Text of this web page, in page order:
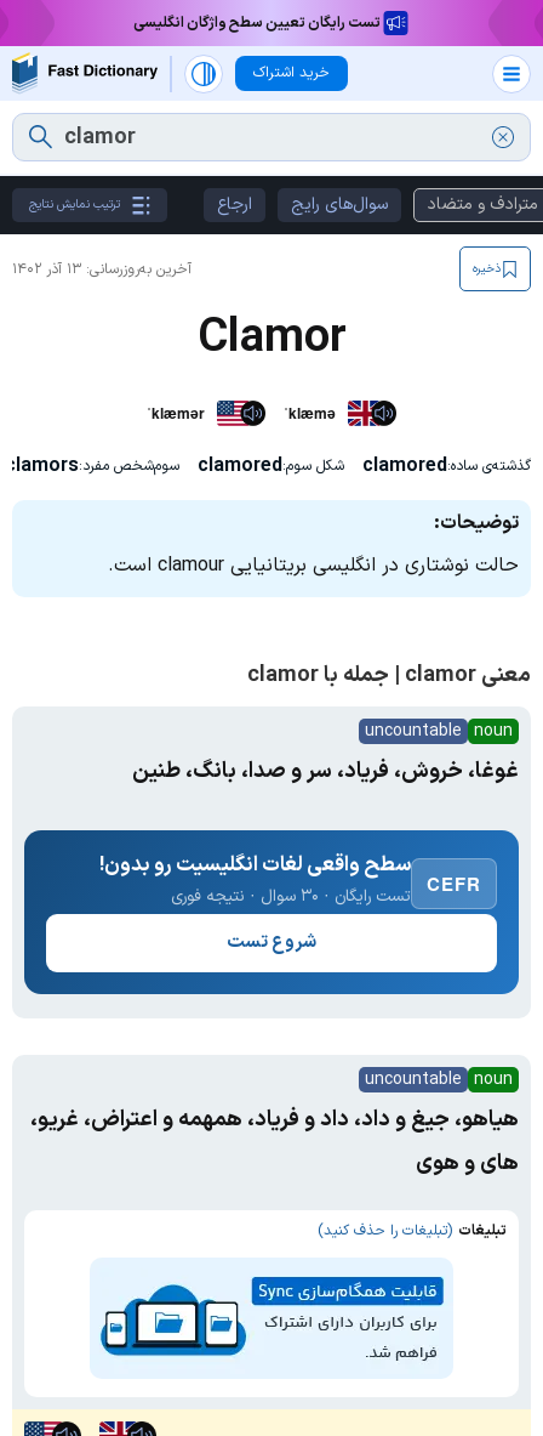
تست رایگان تعیین سطح واژگان انگلیسی
خرید اشتراک
مترادف و متضاد سوال‌های رایج ارجاع ترتیب نمایش نتایج
آخرین به‌روزرسانی: ۱۳ آذر ۱۴۰۲ ذخیره
Clamor
ˈklæmər ˈklæmə
گذشته‌ی ساده:clamored شکل سوم:clamored سوم‌شخص مفرد:clamors
توضیحات:
حالت نوشتاری در انگلیسی بریتانیایی clamour است.
معنی clamor | جمله با clamor
noun
uncountable
غوغا، خروش، فریاد، سر و صدا، بانگ، طنین
CEFR
سطح واقعی لغات انگلیسیت رو بدون!
تست رایگان · ۳۰ سوال · نتیجه فوری
شروع تست
noun
uncountable
هیاهو، جیغ و داد، داد و فریاد، همهمه و اعتراض، غریو،
های و هوی
تبلیغات (تبلیغات را حذف کنید)